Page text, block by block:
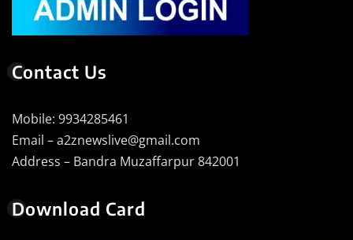
Contact Us
Mobile: 9934285461
Email – a2znewslive@gmail.com
Address – Bandra Muzaffarpur 842001
Download Card